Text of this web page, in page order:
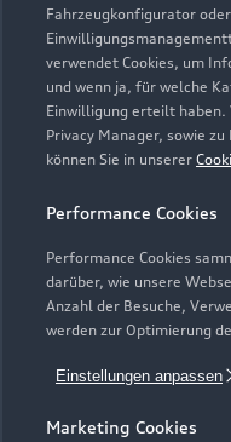
Fahrzeugkonfigurator
verwendet Cookies, um
und wenn ja, für welche
Einwilligung erteilt
Privacy Manager, sowie
können Sie in unserer
Performance Cookies
Performance Cookies
darüber, wie unsere
Anzahl der Besuche,
werden zur Optimierung
Einstellungen anpassen
Marketing Cookies
Modelle
Elektromodelle
Plug-in-Hybride
Neuwagensuche
Gebrauchtwagensuche
Service &
Saisonale Angebote
Audi Services
Garantie
Support
Über Audi